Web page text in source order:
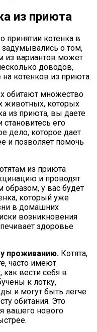
из приюта
принятии котенка в
о том,
из вариантов может
доводов,
котенков из приюта:
обитают множество
которых
из приюта, вы даете
его
дело, которое дает
и позволяет помочь
из приюта
и проводят
образом, у вас будет
который уже
в домашних
возникновения
здоровье
проживанию. Котята,
часто имеют
вести себя в
к лотку,
и могут быть легче
обитания. Это
вашего нового